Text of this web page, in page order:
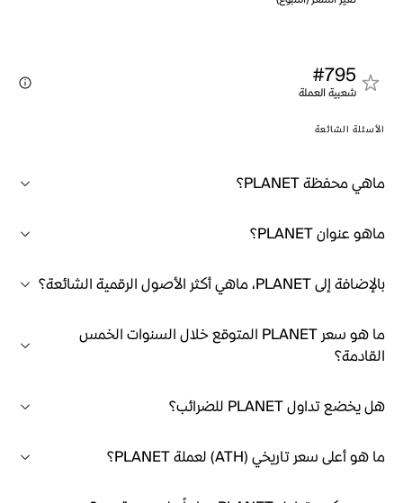
#795
شعبية العملة
الأسئلة الشائعة
ماهي محفظة PLANET؟
ماهو عنوان PLANET؟
بالإضافة إلى PLANET، ماهي أكثر الأصول الرقمية الشائعة؟
ما هو سعر PLANET المتوقع خلال السنوات الخمس
القادمة؟
هل يخضع تداول PLANET للضرائب؟
ما هو أعلى سعر تاريخي (ATH) لعملة PLANET؟